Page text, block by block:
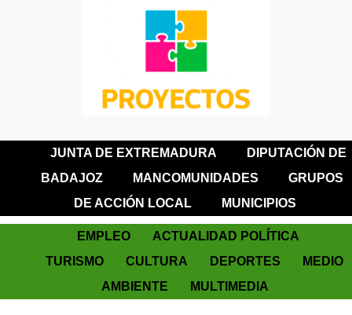
JUNTA DE EXTREMADURA
DIPUTACIÓN DE
BADAJOZ
MANCOMUNIDADES
GRUPOS
DE ACCIÓN LOCAL
MUNICIPIOS
EMPLEO
ACTUALIDAD POLÍTICA
TURISMO
CULTURA DEPORTES
MEDIO
AMBIENTE
MULTIMEDIA